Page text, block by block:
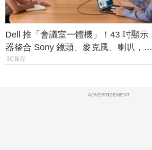
Dell 推「會議室一體機」！43 吋顯示
器整合 Sony 鏡頭、麥克風、喇叭，一
條 USB-C 就能開會
3C新品
ADVERTISEMENT